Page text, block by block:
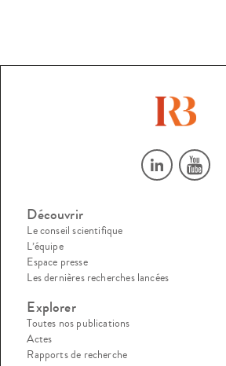
Découvrir
Le conseil scientifique
L’équipe
Espace presse
Les dernières recherches lancées
Explorer
Toutes nos publications
Actes
Rapports de recherche